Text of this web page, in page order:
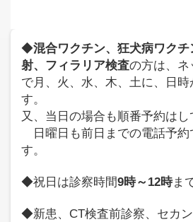
◆混合ワクチン、狂犬病ワク
射、フィラリア検査の方は、
で月、火、水、木、土に、日時
す。
又、当日の場合も順番予約はし
日曜日も前日までの電話予約
す。
◆祝日は診察時間9時～12時ま
◆新患、CT検査前診察、セカ